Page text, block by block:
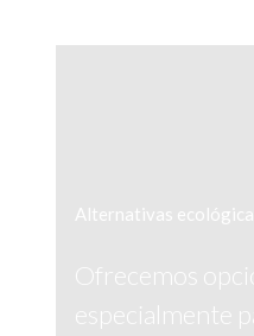
Alternativas
Ofrecemos
especialmente